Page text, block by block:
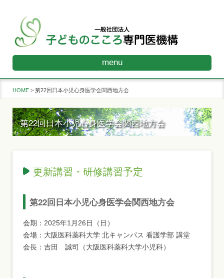
menu
HOME 第22回日本小児心身医学会関西地方会
第22回日本小児心身医学会関西地方会
更新講習・研修講習予定
第22回日本小児心身医学会関西地方会
会期：2025年1月26日（日）
会場：大阪医科薬科大学 北キャンパス 看護学部 講堂
会長：吉田 誠司（大阪医科薬科大学小児科）